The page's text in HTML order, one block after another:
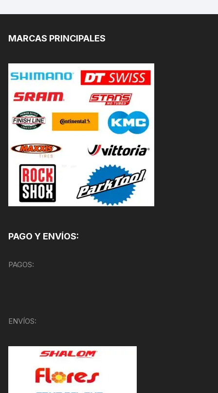
MARCAS PRINCIPALES
PAGO Y ENVÍOS:
PAGOS:
ENVÍOS: